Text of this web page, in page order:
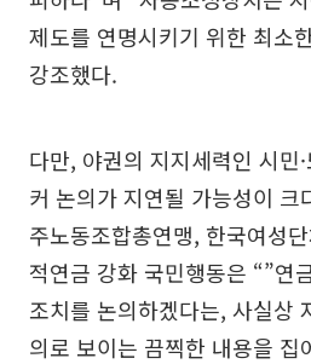
제도를 연명시키기 위한 최소
강조했다.
다만, 야권의 지지세력인 시민
커 논의가 지연될 가능성이 크
주노동조합총연맹, 한국여성
적연금 강화 국민행동은 “”연
조치를 논의하겠다는, 사실상
의로 보이는 끔찍한 내용을 집